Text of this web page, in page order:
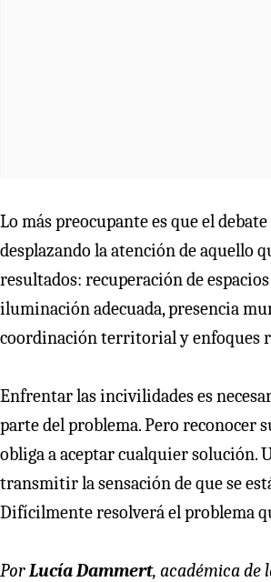
Lo más preocupante es que el
desplazando la atención de aquello
resultados: recuperación de
iluminación adecuada, presencia
coordinación territorial y enfoques
Enfrentar las incivilidades es
parte del problema. Pero reconocer
obliga a aceptar cualquier solución.
transmitir la sensación de que se
Difícilmente resolverá el problema
PorLucía Dammert, académica de